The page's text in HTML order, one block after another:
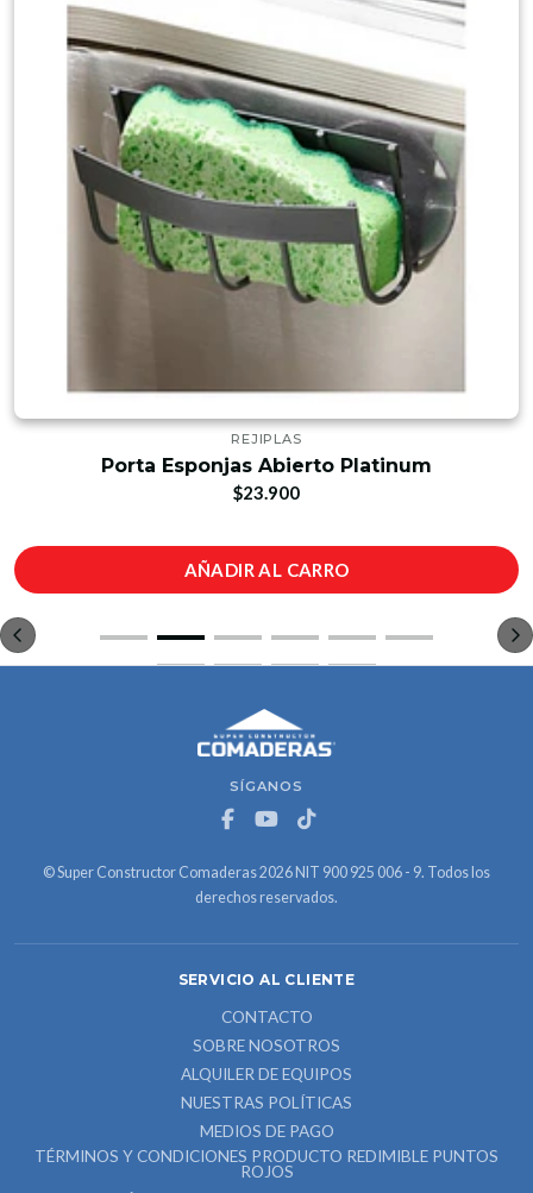
REJIPLAS
Porta Esponjas Abierto Platinum
$23.900
AÑADIR AL CARRO
SÍGANOS
© Super Constructor Comaderas 2026 NIT 900 925 006 - 9. Todos los
derechos reservados.
SERVICIO AL CLIENTE
CONTACTO
SOBRE NOSOTROS
ALQUILER DE EQUIPOS
NUESTRAS POLÍTICAS
MEDIOS DE PAGO
TÉRMINOS Y CONDICIONES PRODUCTO REDIMIBLE PUNTOS
ROJOS